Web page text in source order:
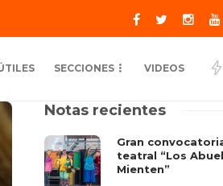
SECCIONES VIDEOS
Notas recientes
Gran
teatral “Los
Mienten”